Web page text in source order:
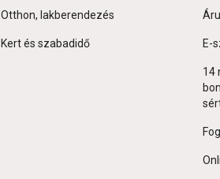
Otthon, lakberendezés
Kert és szabadidő E-
14